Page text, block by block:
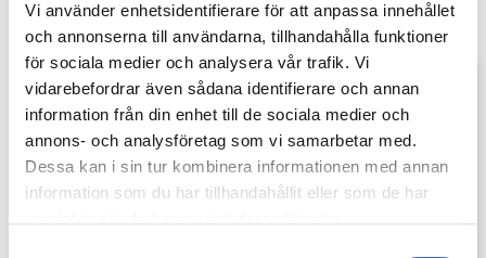
Vi använder enhetsidentifierare för att anpassa innehållet
och annonserna till användarna, tillhandahålla funktioner
för sociala medier och analysera vår trafik. Vi
vidarebefordrar även sådana identifierare och annan
information från din enhet till de sociala medier och
annons- och analysföretag som vi samarbetar med.
Dessa kan i sin tur kombinera informationen med annan
information som du har tillhandahållit eller som de har
Kom igång ordentligt med IPTV-
pluspaketet
Med IPTV-pluspaketet är det riktigt lätt att komma
igång!